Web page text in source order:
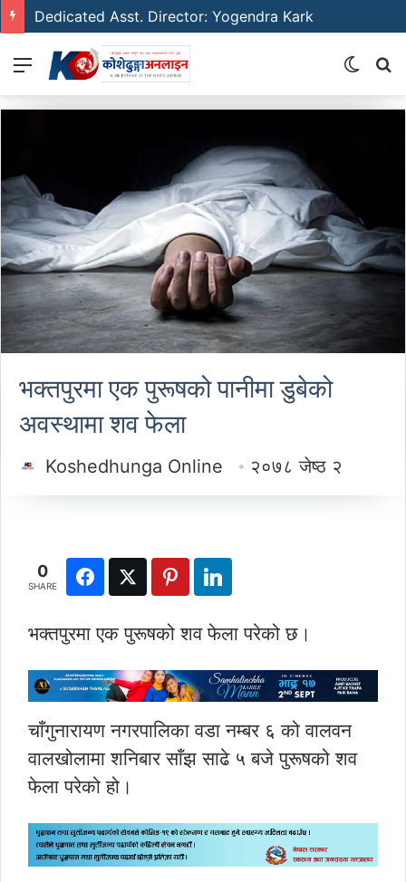
Dedicated Asst. Director: Yogendra Kark
Menu
Switch
भक्तपुरमा एक पुरूषको पानीमा डुबेको
अवस्थामा शव फेला
Koshedhunga Online २०७८ जेष्ठ २
0
SHARE
भक्तपुरमा एक पुरूषको शव फेला परेको छ।
चाँगुनारायण नगरपालिका वडा नम्बर ६ को वालवन
वालखोलामा शनिबार साँझ साढे ५ बजे पुरूषको शव
फेला परेको हो।